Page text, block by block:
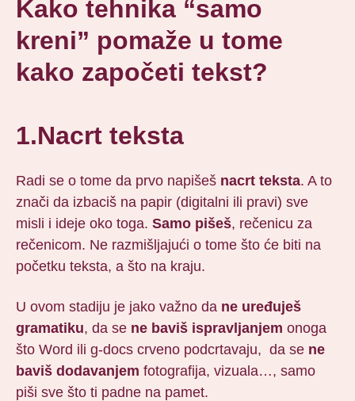
Kako tehnika “samo
kreni” pomaže u tome
kako započeti tekst?
1.Nacrt teksta
Radi se o tome da prvo napišeš nacrt teksta. A to
znači da izbaciš na papir (digitalni ili pravi) sve
misli i ideje oko toga. Samo pišeš, rečenicu za
rečenicom. Ne razmišljajući o tome što će biti na
početku teksta, a što na kraju.
U ovom stadiju je jako važno da ne uređuješ
gramatiku, da se ne baviš ispravljanjem onoga
što Word ili g-docs crveno podcrtavaju, da se ne
baviš dodavanjem fotografija, vizuala…, samo
piši sve što ti padne na pamet.